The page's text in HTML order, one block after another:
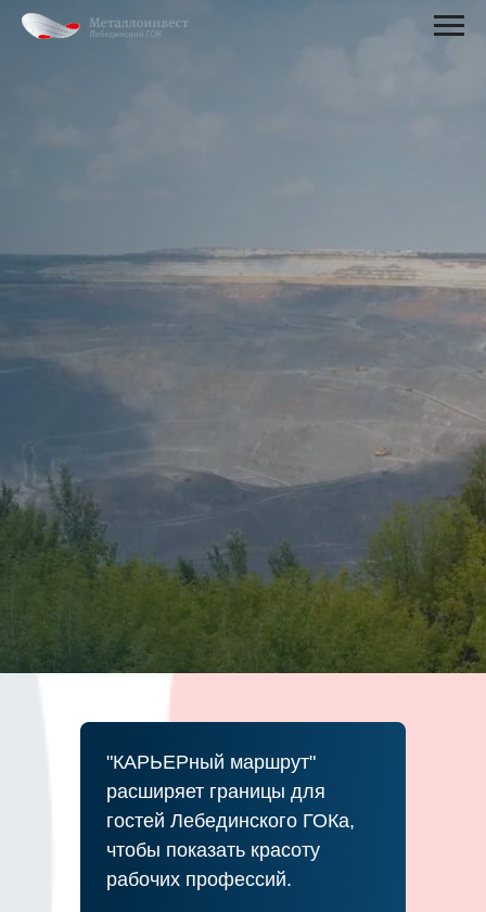
ПОДРОБНЕЕ
"КАРЬЕРный маршрут"
расширяет границы для
гостей Лебединского ГОКа,
чтобы показать красоту
рабочих профессий.